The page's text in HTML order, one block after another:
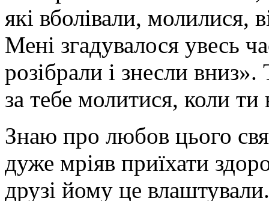
які вболівали, молилися,
Мені згадувалося увесь
розібрали і знесли
за тебе молитися, коли
Знаю про любов цього
дуже мріяв приїхати
друзі йому це